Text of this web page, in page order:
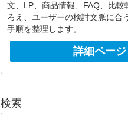
文、LP、商品情報、FAQ、比較
ろえ、ユーザーの検討文脈に合
手順を整理します。
詳細ページ
検索